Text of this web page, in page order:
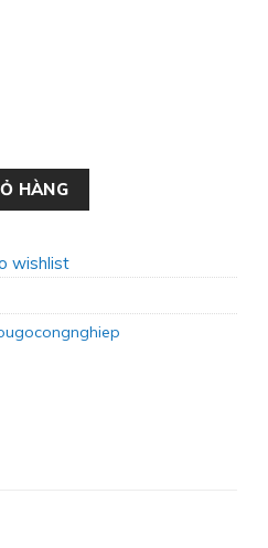
TR-01 số lượng
HÀNG
wishlist